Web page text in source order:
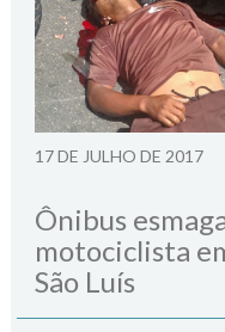
17 DE JULHO DE 2017
Ônibus
motociclista
São Luís